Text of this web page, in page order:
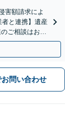
害額請求によ
者と連携】遺産
ご相談はお任
お問い合わせ